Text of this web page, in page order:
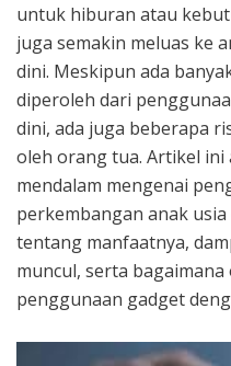
untuk hiburan atau
juga semakin meluas ke
dini. Meskipun ada
diperoleh dari
dini, ada juga beberapa
oleh orang tua. Artikel ini
mendalam mengenai
perkembangan anak
tentang manfaatnya,
muncul, serta
penggunaan gadget